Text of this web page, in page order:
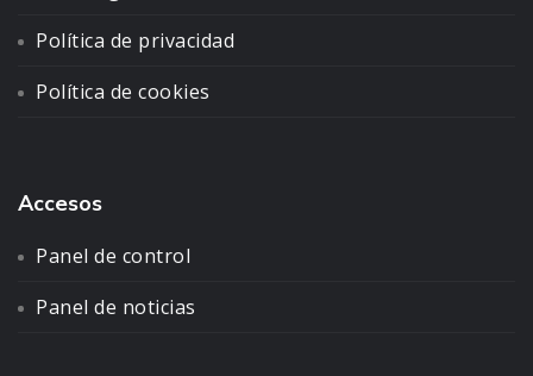
Política de privacidad
Política de cookies
Accesos
Panel de control
Panel de noticias